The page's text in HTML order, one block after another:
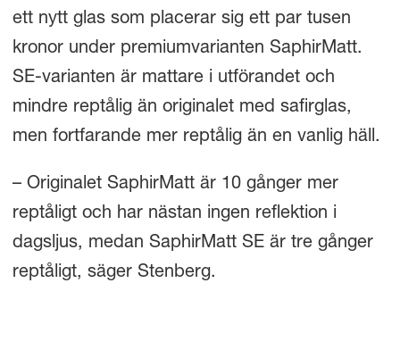
ett nytt glas som placerar sig ett par tusen
kronor under premiumvarianten SaphirMatt.
SE-varianten är mattare i utförandet och
mindre reptålig än originalet med safirglas,
men fortfarande mer reptålig än en vanlig häll.
– Originalet SaphirMatt är 10 gånger mer
reptåligt och har nästan ingen reflektion i
dagsljus, medan SaphirMatt SE är tre gånger
reptåligt, säger Stenberg.